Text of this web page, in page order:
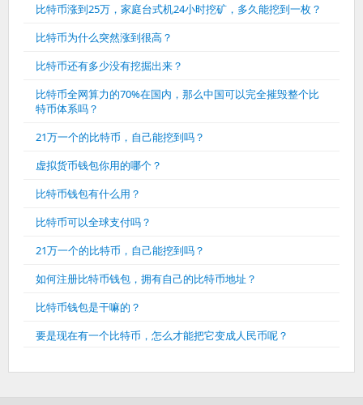
比特币涨到25万，家庭台式机24小时挖矿，多久能挖到一枚？
比特币为什么突然涨到很高？
比特币还有多少没有挖掘出来？
比特币全网算力的70%在国内，那么中国可以完全摧毁整个比
特币体系吗？
21万一个的比特币，自己能挖到吗？
虚拟货币钱包你用的哪个？
比特币钱包有什么用？
比特币可以全球支付吗？
21万一个的比特币，自己能挖到吗？
如何注册比特币钱包，拥有自己的比特币地址？
比特币钱包是干嘛的？
要是现在有一个比特币，怎么才能把它变成人民币呢？